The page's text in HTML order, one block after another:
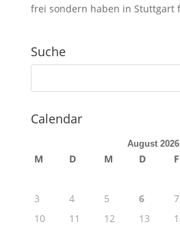
frei sondern haben in Stuttgart
Suche
Calendar
August 2026
M D M D F
3
4 5 6 7
10
11 12 13